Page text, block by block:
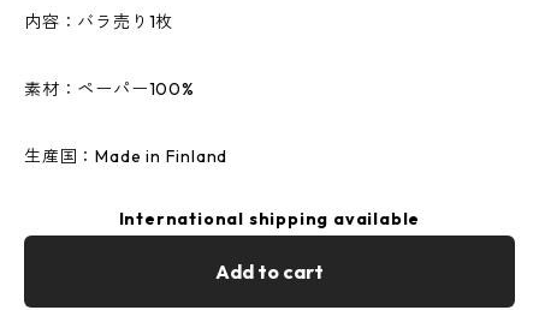
内容：バラ売り1枚
素材：ペーパー100%
生産国：Made in Finland
International shipping available
Add to cart